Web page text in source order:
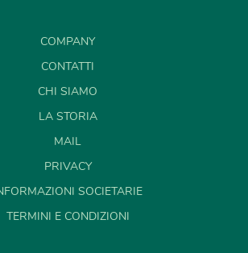
COMPANY
CONTATTI
CHI SIAMO
LA STORIA
MAIL
PRIVACY
SOCIETARIE
TERMINI E CONDIZIONI